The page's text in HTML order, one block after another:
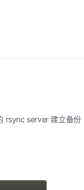
server 建立备份